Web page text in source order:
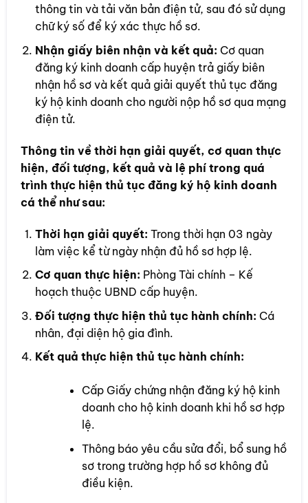
thông tin và tải văn bản điện tử, sau đó sử dụng
chữ ký số để ký xác thực hồ sơ.
Nhận giấy biên nhận và kết quả: Cơ quan
đăng ký kinh doanh cấp huyện trả giấy biên
nhận hồ sơ và kết quả giải quyết thủ tục đăng
ký hộ kinh doanh cho người nộp hồ sơ qua mạng
điện tử.
Thông tin về thời hạn giải quyết, cơ quan thực
hiện, đối tượng, kết quả và lệ phí trong quá
trình thực hiện thủ tục đăng ký hộ kinh doanh
cá thể như sau:
Thời hạn giải quyết: Trong thời hạn 03 ngày
làm việc kể từ ngày nhận đủ hồ sơ hợp lệ.
Cơ quan thực hiện: Phòng Tài chính – Kế
hoạch thuộc UBND cấp huyện.
Đối tượng thực hiện thủ tục hành chính: Cá
nhân, đại diện hộ gia đình.
Kết quả thực hiện thủ tục hành chính:
Cấp Giấy chứng nhận đăng ký hộ kinh
doanh cho hộ kinh doanh khi hồ sơ hợp
lệ.
Thông báo yêu cầu sửa đổi, bổ sung hồ
sơ trong trường hợp hồ sơ không đủ
điều kiện.